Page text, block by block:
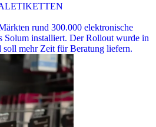
rund 300.000 elektronische
Solum installiert. Der Rollout wurde in
soll mehr Zeit für Beratung liefern.